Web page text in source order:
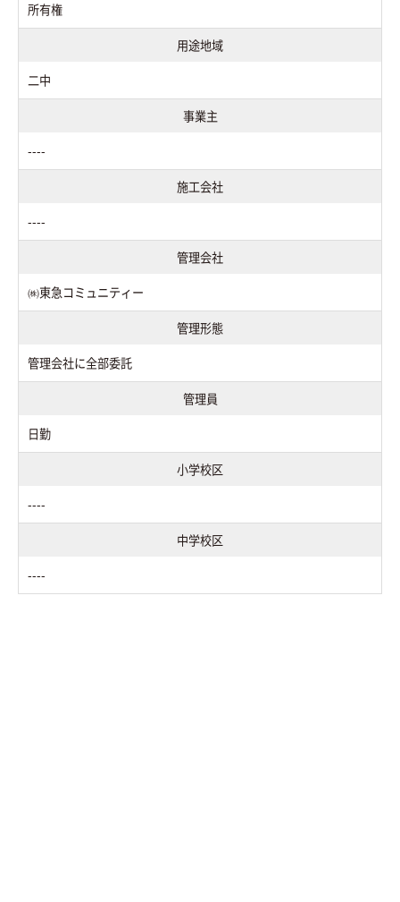
所有権
用途地域
二中
事業主
----
施工会社
----
管理会社
㈱東急コミュニティー
管理形態
管理会社に全部委託
管理員
日勤
小学校区
----
中学校区
----